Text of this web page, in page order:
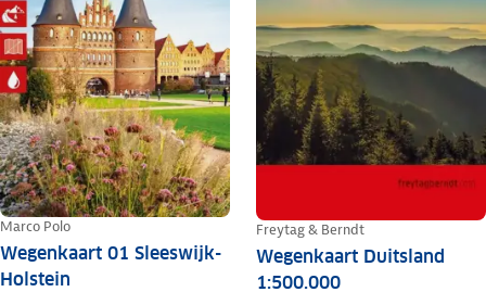
Marco Polo
Wegenkaart 01 Sleeswijk-
Holstein
Freytag & Berndt
Wegenkaart Duitsland
1:500.000